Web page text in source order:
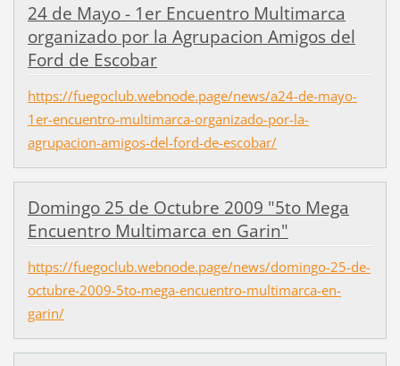
24 de Mayo - 1er Encuentro Multimarca
organizado por la Agrupacion Amigos del
Ford de Escobar
https://fuegoclub.webnode.page/news/a24-de-mayo-
1er-encuentro-multimarca-organizado-por-la-
agrupacion-amigos-del-ford-de-escobar/
Domingo 25 de Octubre 2009 "5to Mega
Encuentro Multimarca en Garin"
https://fuegoclub.webnode.page/news/domingo-25-de-
octubre-2009-5to-mega-encuentro-multimarca-en-
garin/